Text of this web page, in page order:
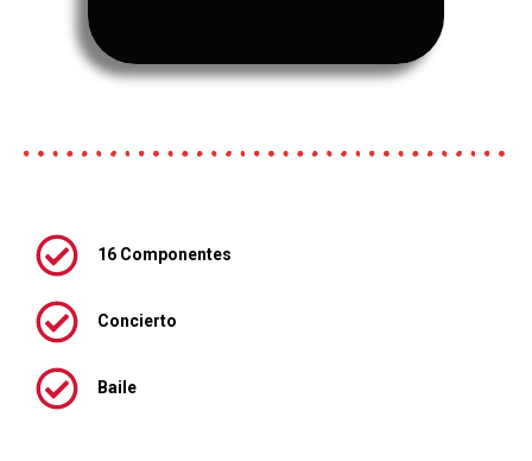
16 Componentes
Concierto
Baile